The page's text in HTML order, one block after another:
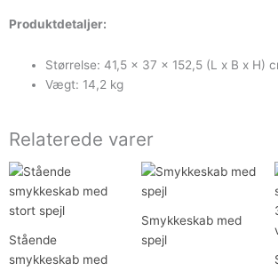
Produktdetaljer:
Størrelse: 41,5 x 37 x 152,5 (L x B x H)
Vægt: 14,2 kg
Relaterede varer
Stående
smykkeskab med
Smykkeskab med
spejl